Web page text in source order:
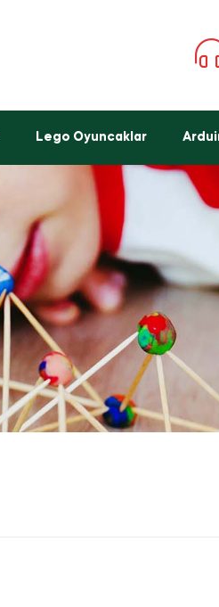
Lego Oyuncaklar